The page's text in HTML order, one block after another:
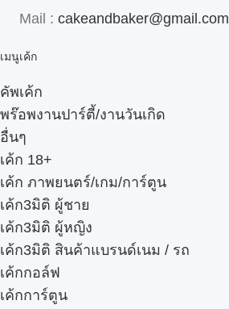
Mail : cakeandbaker@gmail.com
เมนูเค้ก
คัพเค้ก
พร๊อพงานปาร์ตี้/งานวันเกิด
อื่นๆ
เค้ก 18+
เค้ก ภาพยนตร์/เกม/การ์ตูน
เค้ก3มิติ ผู้ชาย
เค้ก3มิติ ผู้หญิง
เค้ก3มิติ สินค้าแบรนด์เนม / รถ
เค้กกอล์ฟ
เค้กการ์ตูน